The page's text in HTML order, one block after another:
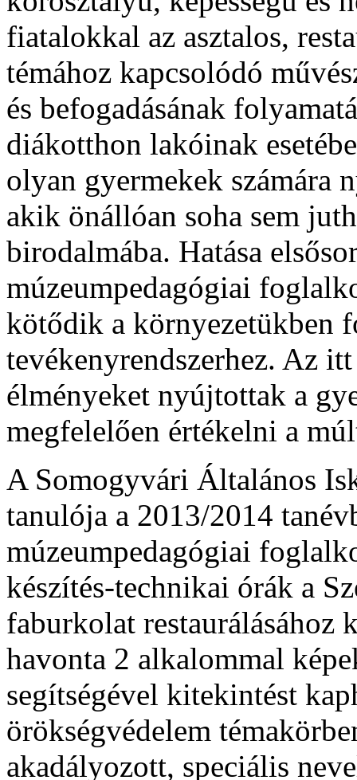
fiatalokkal az asztalos,
témához kapcsolódó
és befogadásának
diákotthon lakóinak
olyan gyermekek számára
akik önállóan soha sem
birodalmába. Hatása
múzeumpedagógiai
kötődik a környezetükben
tevékenyrendszerhez. Az
élményeket nyújtottak a
megfelelően értékelni a
A Somogyvári Általános
tanulója a 2013/2014
múzeumpedagógiai
készítés-technikai órák a
faburkolat restaurálásához
havonta 2 alkalommal
segítségével kitekintést
örökségvédelem
akadályozott, speciális